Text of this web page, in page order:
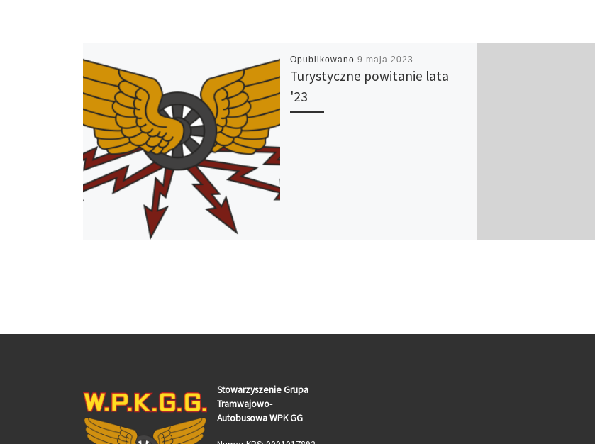
Opublikowano 9 maja 2023
Turystyczne powitanie lata
'23
Stowarzyszenie Grupa
Tramwajowo-
Autobusowa WPK GG